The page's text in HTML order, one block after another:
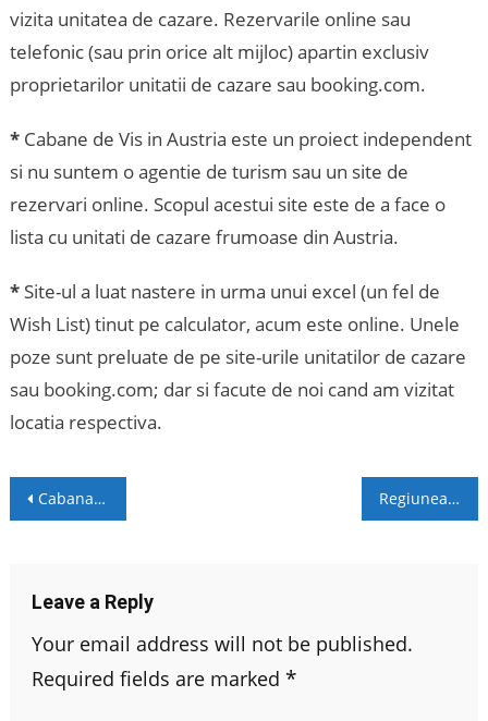
vizita unitatea de cazare. Rezervarile online sau
telefonic (sau prin orice alt mijloc) apartin exclusiv
proprietarilor unitatii de cazare sau booking.com.
*Cabane de Vis in Austria este un proiect independent
si nu suntem o agentie de turism sau un site de
rezervari online. Scopul acestui site este de a face o
lista cu unitati de cazare frumoase din Austria.
*Site-ul a luat nastere in urma unui excel (un fel de
Wish List) tinut pe calculator, acum este online. Unele
poze sunt preluate de pe site-urile unitatilor de cazare
sau booking.com; dar si facute de noi cand am vizitat
locatia respectiva.
Post
Cabana de vis cu 4 dormitoare in Zell am See, Ski-N-Lake Chalet One Regiunea Zell am See – Austria
Leave a Reply
Your email address will not be published.
Required fields are marked *